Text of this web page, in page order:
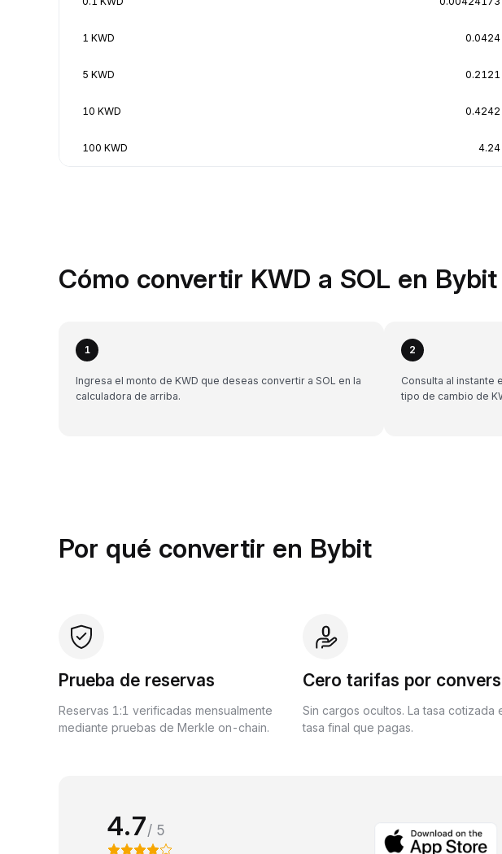
1 KWD 0.0424
5 KWD 0.2121
10 KWD 0.4242
100 KWD 4.24
Cómo convertir KWD a SOL en Bybit
1
Ingresa el monto de KWD que deseas convertir a SOL en la
calculadora de arriba.
2
Consulta al instante
tipo de cambio de
Por qué convertir en Bybit
Prueba de reservas
Reservas 1:1 verificadas mensualmente
mediante pruebas de Merkle on-chain.
Cero tarifas por
Sin cargos ocultos. La tasa cotizada
tasa final que pagas.
4.7/ 5